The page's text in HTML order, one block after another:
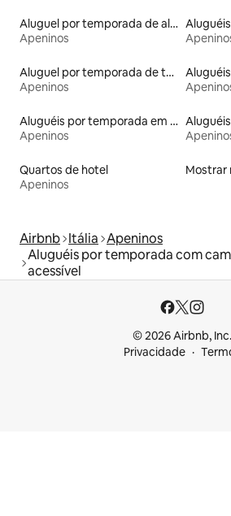
Aluguel por temporada de alojamentos ecológicos
Apeninos
Aluguel por temporada de torres
Apeninos
Aluguéis por temporada em acampamentos
Apeninos
Quartos de hotel
Apeninos
Mostrar
Airbnb Itália Apeninos
Aluguéis por temporada com
acessível
© 2026 Airbnb, Inc.
Privacidade